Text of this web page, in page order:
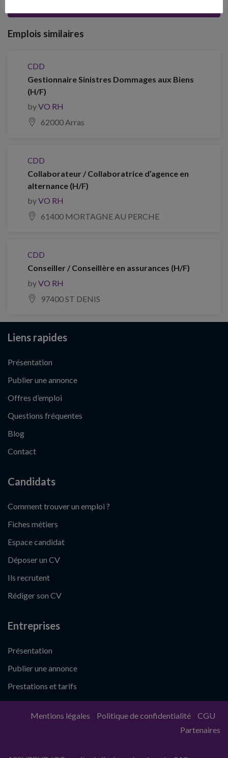
Emplois similaires
CDD
Gestionnaire Sinistres Dommages aux Biens
(H/F)
byVO RH
62000 Arras
CDD
Collaborateur / Collaboratrice d’agence en
alternance (H/F)
byVO RH
61400 MORTAGNE AU PERCHE
CDD
Conseiller / Conseillère en assurances (H/F)
byVO RH
97400 ST DENIS
Liens rapides
Présentation
Publier une annonce
Offres d’emploi
Questions fréquentes
Blog
Contact
Candidats
Comment trouver un emploi ?
Fiches métiers
Espace candidat
Déposer un CV
Ils recrutent
Rédiger son CV
Entreprises
Présentation
Publier une annonce
Prestations et tarifs
Mentions légales Politique de confidentialité
CGU
Partenaires